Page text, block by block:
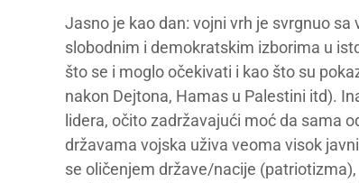
Jasno je kao dan: vojni vrh je svrgnuo
slobodnim i demokratskim izborima u
što se i moglo očekivati i kao što su
nakon Dejtona, Hamas u Palestini itd).
lidera, očito zadržavajući moć da sama
državama vojska uživa veoma visok
se oličenjem države/nacije